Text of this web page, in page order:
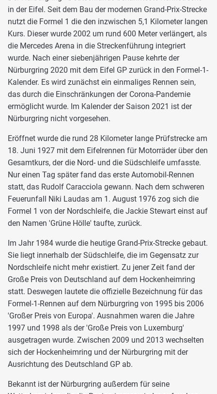
in der Eifel. Seit dem Bau der modernen Grand-Prix-Strecke
nutzt die Formel 1 die den inzwischen 5,1 Kilometer langen
Kurs. Dieser wurde 2002 um rund 600 Meter verlängert, als
die Mercedes Arena in die Streckenführung integriert
wurde. Nach einer siebenjährigen Pause kehrte der
Nürburgring 2020 mit dem Eifel GP zurück in den Formel-1-
Kalender. Es wird zunächst ein einmaliges Rennen sein,
das durch die Einschränkungen der Corona-Pandemie
ermöglicht wurde. Im Kalender der Saison 2021 ist der
Nürburgring nicht vorgesehen.
Eröffnet wurde die rund 28 Kilometer lange Prüfstrecke am
18. Juni 1927 mit dem Eifelrennen für Motorräder über den
Gesamtkurs, der die Nord- und die Südschleife umfasste.
Nur einen Tag später fand das erste Automobil-Rennen
statt, das Rudolf Caracciola gewann. Nach dem schweren
Feuerunfall Niki Laudas am 1. August 1976 zog sich die
Formel 1 von der Nordschleife, die Jackie Stewart einst auf
den Namen 'Grüne Hölle' taufte, zurück.
Im Jahr 1984 wurde die heutige Grand-Prix-Strecke gebaut.
Sie liegt innerhalb der Südschleife, die im Gegensatz zur
Nordschleife nicht mehr existiert. Zu jener Zeit fand der
Große Preis von Deutschland auf dem Hockenheimring
statt. Deswegen lautete die offizielle Bezeichnung für das
Formel-1-Rennen auf dem Nürburgring von 1995 bis 2006
'Großer Preis von Europa'. Ausnahmen waren die Jahre
1997 und 1998 als der 'Große Preis von Luxemburg'
ausgetragen wurde. Zwischen 2009 und 2013 wechselten
sich der Hockenheimring und der Nürburgring mit der
Ausrichtung des Deutschland GP ab.
Bekannt ist der Nürburgring außerdem für seine